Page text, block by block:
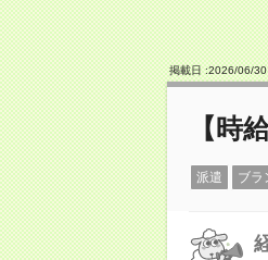
掲載日 :2026/06/30
【時
派遣 ブラ